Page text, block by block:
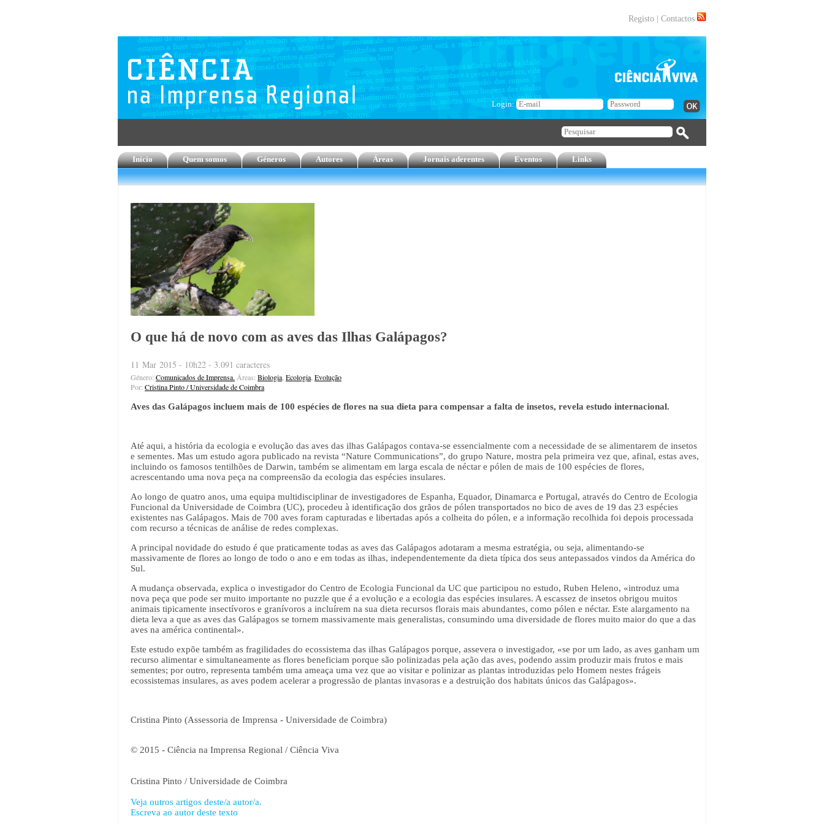
Registo Contactos
Login:
Início Quem somos Géneros Autores Áreas Jornais aderentes Eventos Links
O que há de novo com as aves das Ilhas Galápagos?
11 Mar 2015 - 10h22 - 3.091 caracteres
Género: Comunicados de Imprensa. Áreas: Biologia Ecologia Evolução
Por: Cristina Pinto / Universidade de Coimbra
Aves das Galápagos incluem mais de 100 espécies de flores na sua dieta para compensar a falta de insetos, revela estudo internacional.
Até aqui, a história da ecologia e evolução das aves das ilhas Galápagos contava-se essencialmente com a necessidade de se alimentarem de insetos
e sementes. Mas um estudo agora publicado na revista “Nature Communications”, do grupo Nature, mostra pela primeira vez que, afinal, estas aves,
incluindo os famosos tentilhões de Darwin, também se alimentam em larga escala de néctar e pólen de mais de 100 espécies de flores,
acrescentando uma nova peça na compreensão da ecologia das espécies insulares.
Ao longo de quatro anos, uma equipa multidisciplinar de investigadores de Espanha, Equador, Dinamarca e Portugal, através do Centro de Ecologia
Funcional da Universidade de Coimbra (UC), procedeu à identificação dos grãos de pólen transportados no bico de aves de 19 das 23 espécies
existentes nas Galápagos. Mais de 700 aves foram capturadas e libertadas após a colheita do pólen, e a informação recolhida foi depois processada
com recurso a técnicas de análise de redes complexas.
A principal novidade do estudo é que praticamente todas as aves das Galápagos adotaram a mesma estratégia, ou seja, alimentando-se
massivamente de flores ao longo de todo o ano e em todas as ilhas, independentemente da dieta típica dos seus antepassados vindos da América do
Sul.
A mudança observada, explica o investigador do Centro de Ecologia Funcional da UC que participou no estudo, Ruben Heleno, «introduz uma
nova peça que pode ser muito importante no puzzle que é a evolução e a ecologia das espécies insulares. A escassez de insetos obrigou muitos
animais tipicamente insectívoros e granívoros a incluírem na sua dieta recursos florais mais abundantes, como pólen e néctar. Este alargamento na
dieta leva a que as aves das Galápagos se tornem massivamente mais generalistas, consumindo uma diversidade de flores muito maior do que a das
aves na américa continental».
Este estudo expõe também as fragilidades do ecossistema das ilhas Galápagos porque, assevera o investigador, «se por um lado, as aves ganham um
recurso alimentar e simultaneamente as flores beneficiam porque são polinizadas pela ação das aves, podendo assim produzir mais frutos e mais
sementes; por outro, representa também uma ameaça uma vez que ao visitar e polinizar as plantas introduzidas pelo Homem nestes frágeis
ecossistemas insulares, as aves podem acelerar a progressão de plantas invasoras e a destruição dos habitats únicos das Galápagos».
Cristina Pinto (Assessoria de Imprensa - Universidade de Coimbra)
© 2015 - Ciência na Imprensa Regional / Ciência Viva
Cristina Pinto / Universidade de Coimbra
Veja outros artigos deste/a autor/a.
Escreva ao autor deste texto